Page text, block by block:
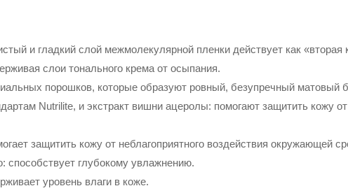
и гладкий слой межмолекулярной пленки действует как «вторая
слои тонального крема от осыпания.
порошков, которые образуют ровный, безупречный матовый
Nutrilite, и экстракт вишни ацеролы: помогают защитить кожу
защитить кожу от неблагоприятного воздействия окружающей
способствует глубокому увлажнению.
уровень влаги в коже.